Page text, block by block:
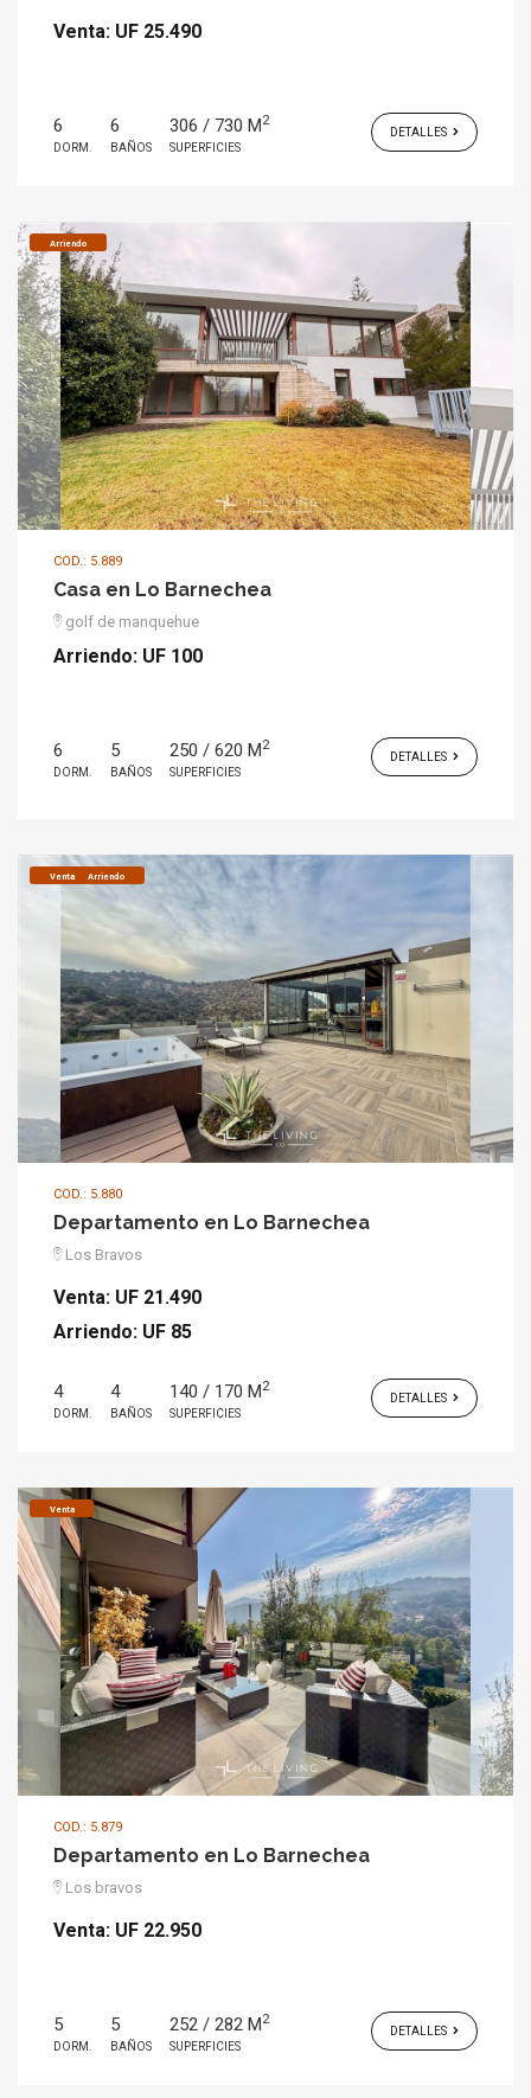
Venta: UF 25.490
6
DORM.
6
BAÑOS
306 / 730 M2
SUPERFICIES
DETALLES
Arriendo
COD.: 5.889
Casa en Lo Barnechea
golf de manquehue
Arriendo: UF 100
6
DORM.
5
BAÑOS
250 / 620 M2
SUPERFICIES
DETALLES
Venta Arriendo
COD.: 5.880
Departamento en Lo Barnechea
Los Bravos
Venta: UF 21.490
Arriendo: UF 85
4
DORM.
4
BAÑOS
140 / 170 M2
SUPERFICIES
DETALLES
Venta
COD.: 5.879
Departamento en Lo Barnechea
Los bravos
Venta: UF 22.950
5
DORM.
5
BAÑOS
252 / 282 M2
SUPERFICIES
DETALLES